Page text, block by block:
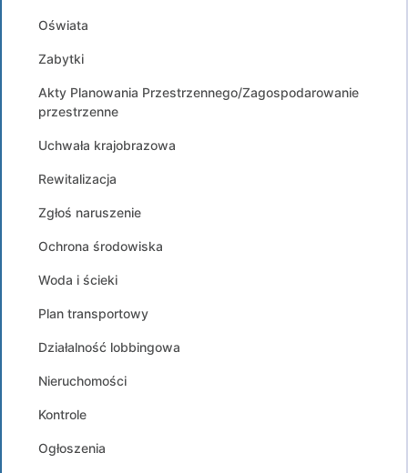
Oświata
Zabytki
Akty Planowania Przestrzennego/Zagospodarowanie
przestrzenne
Uchwała krajobrazowa
Rewitalizacja
Zgłoś naruszenie
Ochrona środowiska
Woda i ścieki
Plan transportowy
Działalność lobbingowa
Nieruchomości
Kontrole
Ogłoszenia